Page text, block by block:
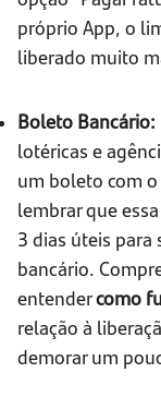
próprio App, o
liberado muito
Boleto Bancário:
lotéricas e
um boleto com
lembrar que
3 dias úteis para
bancário.
entendercomo
relação à
demorar um